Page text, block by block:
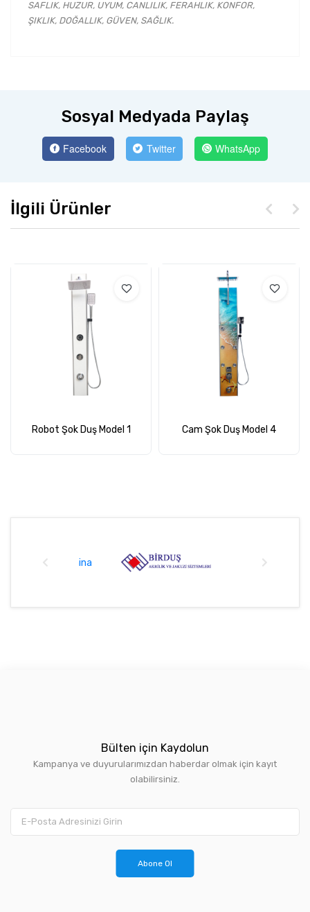
SAFLIK, HUZUR, UYUM, CANLILIK, FERAHLIK, KONFOR,
ŞIKLIK, DOĞALLIK, GÜVEN, SAĞLIK.
Sosyal Medyada Paylaş
Facebook Twitter WhatsApp
İlgili Ürünler
Robot Şok Duş Model 1 Cam Şok Duş Model 4
Bülten için Kaydolun
Kampanya ve duyurularımızdan haberdar olmak için kayıt
olabilirsiniz.
Abone Ol